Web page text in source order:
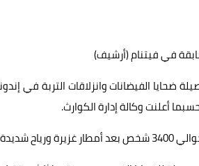
في فيتنام (أرشيف)
وتسببت بفيضان مجاري المياه.